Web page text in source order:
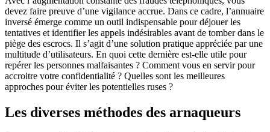
devez faire preuve d’une vigilance accrue. Dans ce cadre, l’annuaire
inversé émerge comme un outil indispensable pour déjouer les
tentatives et identifier les appels indésirables avant de tomber dans le
piège des escrocs. Il s’agit d’une solution pratique appréciée par une
multitude d’utilisateurs. En quoi cette dernière est-elle utile pour
repérer les personnes malfaisantes ? Comment vous en servir pour
accroitre votre confidentialité ? Quelles sont les meilleures
approches pour éviter les potentielles ruses ?
Les diverses méthodes des arnaqueurs